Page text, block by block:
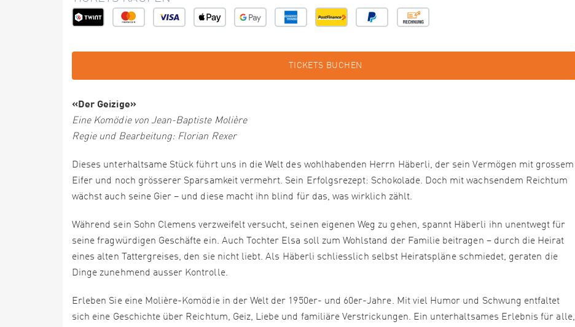
TICKETS BUCHEN
«Der Geizige»
Eine Komödie von Jean-Baptiste Molière
Regie und Bearbeitung: Florian Rexer
Dieses unterhaltsame Stück führt uns in die Welt des wohlhabenden Herrn Häberli, der sein Vermögen mit grossem
Eifer und noch grösserer Sparsamkeit vermehrt. Sein Erfolgsrezept: Schokolade. Doch mit wachsendem Reichtum
wächst auch seine Gier – und diese macht ihn blind für das, was wirklich zählt.
Während sein Sohn Clemens verzweifelt versucht, seinen eigenen Weg zu gehen, spannt Häberli ihn unentwegt für
seine fragwürdigen Geschäfte ein. Auch Tochter Elsa soll zum Wohlstand der Familie beitragen – durch die Heirat
eines alten Tattergreises, den sie nicht liebt. Als Häberli schliesslich selbst Heiratspläne schmiedet, geraten die
Dinge zunehmend ausser Kontrolle.
Erleben Sie eine Molière-Komödie in der Welt der 1950er- und 60er-Jahre. Mit viel Humor und Schwung entfaltet
sich eine Geschichte über Reichtum, Geiz, Liebe und familiäre Verstrickungen. Ein unterhaltsames Erlebnis für alle,